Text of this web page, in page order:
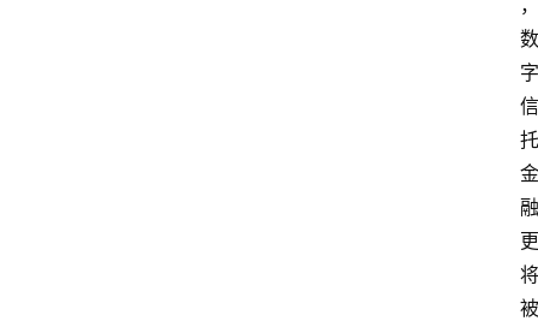
，
数
字
信
托
金
融
更
将
被